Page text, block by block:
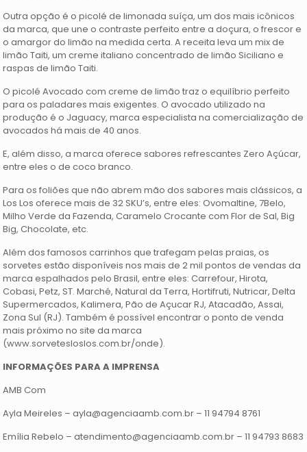
Outra opção é o picolé de limonada suíça, um dos mais icônicos
da marca, que une o contraste perfeito entre a doçura, o frescor e
o amargor do limão na medida certa. A receita leva um mix de
limão Taiti, um creme italiano concentrado de limão Siciliano e
raspas de limão Taiti.
O picolé Avocado com creme de limão traz o equilíbrio perfeito
para os paladares mais exigentes. O avocado utilizado na
produção é o Jaguacy, marca especialista na comercialização de
avocados há mais de 40 anos.
E, além disso, a marca oferece sabores refrescantes Zero Açúcar,
entre eles o de coco branco.
Para os foliões que não abrem mão dos sabores mais clássicos, a
Los Los oferece mais de 32 SKU’s, entre eles: Ovomaltine, 7Belo,
Milho Verde da Fazenda, Caramelo Crocante com Flor de Sal, Big
Big, Chocolate, etc.
Além dos famosos carrinhos que trafegam pelas praias, os
sorvetes estão disponíveis nos mais de 2 mil pontos de vendas da
marca espalhados pelo Brasil, entre eles: Carrefour, Hirota,
Cobasi, Petz, ST. Marché, Natural da Terra, Hortifruti, Nutricar, Delta
Supermercados, Kalimera, Pão de Açucar RJ, Atacadão, Assai,
Zona Sul (RJ). Também é possível encontrar o ponto de venda
mais próximo no site da marca
(www.sorvetesloslos.com.br/onde).
INFORMAÇÕES PARA A IMPRENSA
AMB Com
Ayla Meireles – ayla@agenciaamb.com.br – 11 94794 8761
Emília Rebelo – atendimento@agenciaamb.com.br – 11 94793 8683